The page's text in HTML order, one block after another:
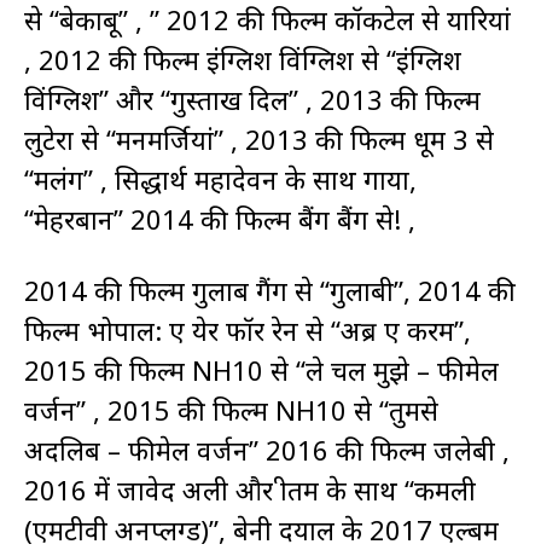
से “बेकाबू” , ” 2012 की फिल्म कॉकटेल से यारियां
, 2012 की फिल्म इंग्लिश विंग्लिश से “इंग्लिश
विंग्लिश” और “गुस्ताख दिल” , 2013 की फिल्म
लुटेरा से “मनमर्जियां” , 2013 की फिल्म धूम 3 से
“मलंग” , सिद्धार्थ महादेवन के साथ गाया,
“मेहरबान” 2014 की फिल्म बैंग बैंग से! ,
2014 की फिल्म गुलाब गैंग से “गुलाबी”, 2014 की
फिल्म भोपाल: ए प्रेयर फॉर रेन से “अब्र ए करम”,
2015 की फिल्म NH10 से “ले चल मुझे – फीमेल
वर्जन” , 2015 की फिल्म NH10 से “तुमसे
अदलिब – फीमेल वर्जन” 2016 की फिल्म जलेबी ,
2016 में जावेद अली और प्रीतम के साथ “कमली
(एमटीवी अनप्लग्ड)”, बेनी दयाल के 2017 एल्बम